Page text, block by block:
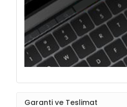
Garanti ve Teslimat